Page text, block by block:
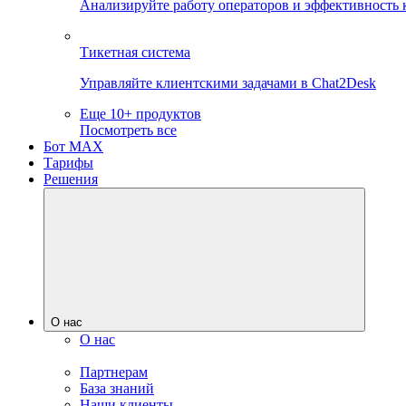
Анализируйте работу операторов и эффективность
Тикетная система
Управляйте клиентскими задачами в Chat2Desk
Еще 10+ продуктов
Посмотреть все
Бот MAX
Тарифы
Решения
О нас
О нас
Партнерам
База знаний